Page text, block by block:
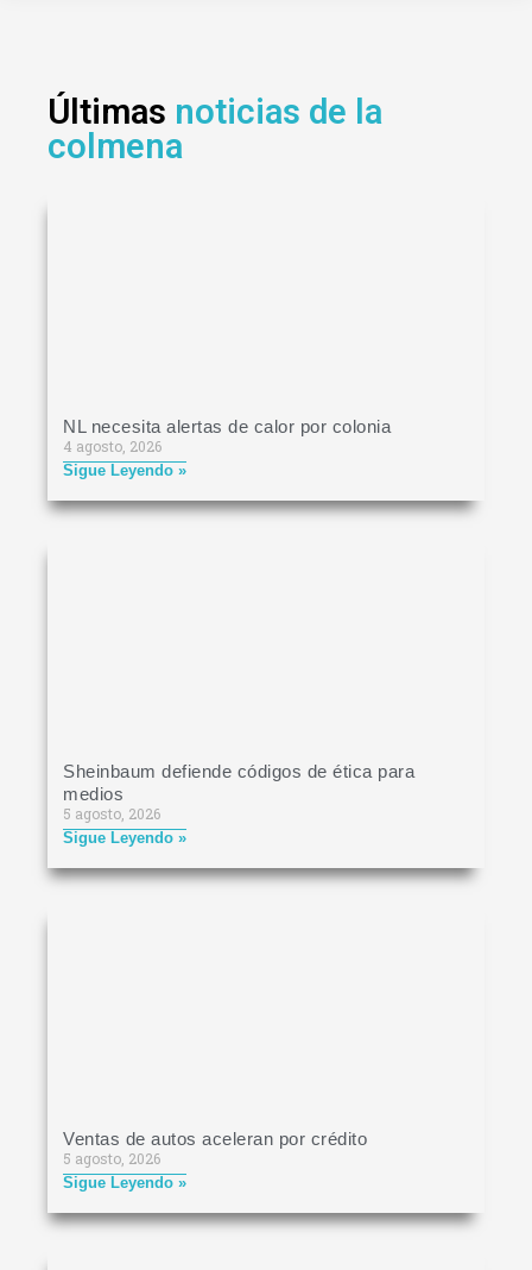
Últimas noticias de la
colmena
NL necesita alertas de calor por colonia
4 agosto, 2026
Sigue Leyendo »
Sheinbaum defiende códigos de ética para
medios
5 agosto, 2026
Sigue Leyendo »
Ventas de autos aceleran por crédito
5 agosto, 2026
Sigue Leyendo »